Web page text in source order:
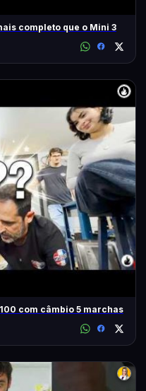
completo que o Mini 3
com câmbio 5 marchas